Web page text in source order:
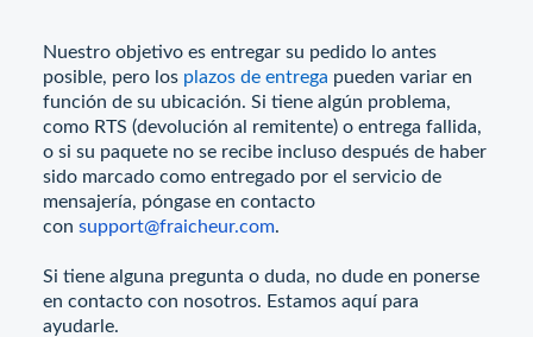
Nuestro objetivo es entregar su pedido lo antes
posible, pero los plazos de entrega pueden variar en
función de su ubicación. Si tiene algún problema,
como RTS (devolución al remitente) o entrega fallida,
o si su paquete no se recibe incluso después de haber
sido marcado como entregado por el servicio de
mensajería, póngase en contacto
con support@fraicheur.com.
Si tiene alguna pregunta o duda, no dude en ponerse
en contacto con nosotros. Estamos aquí para
ayudarle.